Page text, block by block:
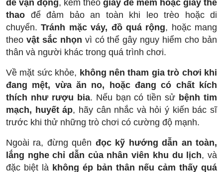
dễ vận động, kèm theo giày đế mềm hoặc giày thể
thao để đảm bảo an toàn khi leo trèo hoặc di
chuyển.Tránh mặc váy, đồ quá rộng, hoặc mang
theo vật sắc nhọn vì có thể gây nguy hiểm cho bản
thân và người khác trong quá trình chơi.
Về mặt sức khỏe, không nên tham gia trò chơi khi
đang mệt, vừa ăn no, hoặc đang có chất kích
thích như rượu bia. Nếu bạn có tiền sử bệnh tim
mạch, huyết áp, hãy cân nhắc và hỏi ý kiến bác sĩ
trước khi thử những trò chơi có cường độ mạnh.
Ngoài ra, đừng quên đọc kỹ hướng dẫn an toàn,
lắng nghe chỉ dẫn của nhân viên khu du lịch, và
đặc biệt là không ép bản thân nếu cảm thấy quá